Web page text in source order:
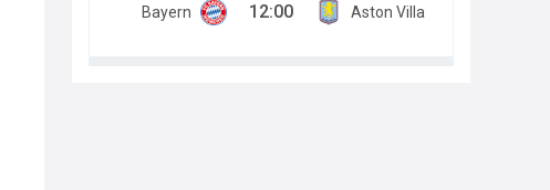
Bayern 12:00 Aston Villa